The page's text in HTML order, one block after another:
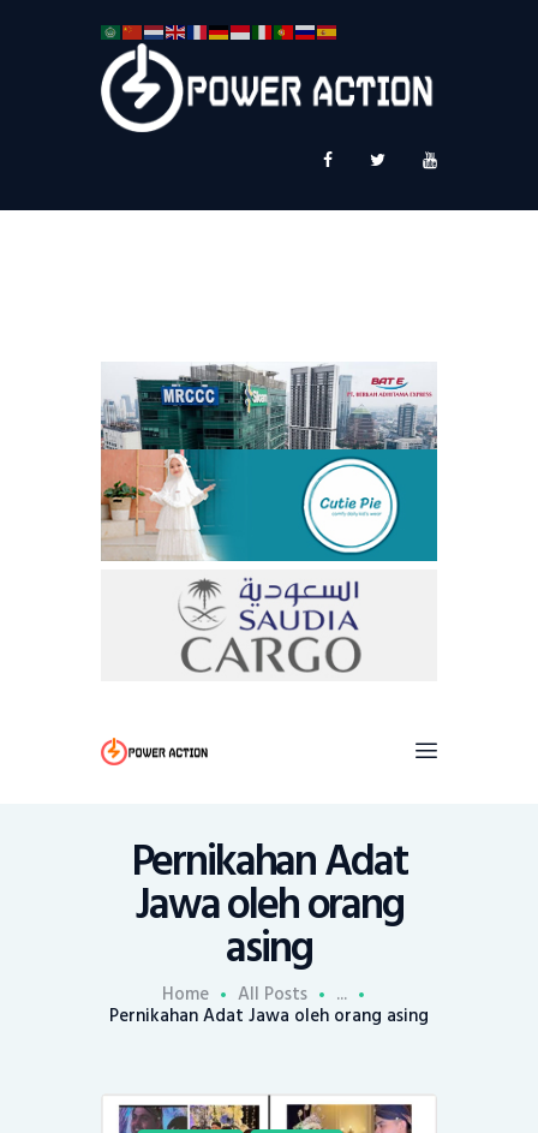
Pernikahan Adat
Jawa oleh orang
asing
Home All Posts ...
Pernikahan Adat Jawa oleh orang asing
Service Plus